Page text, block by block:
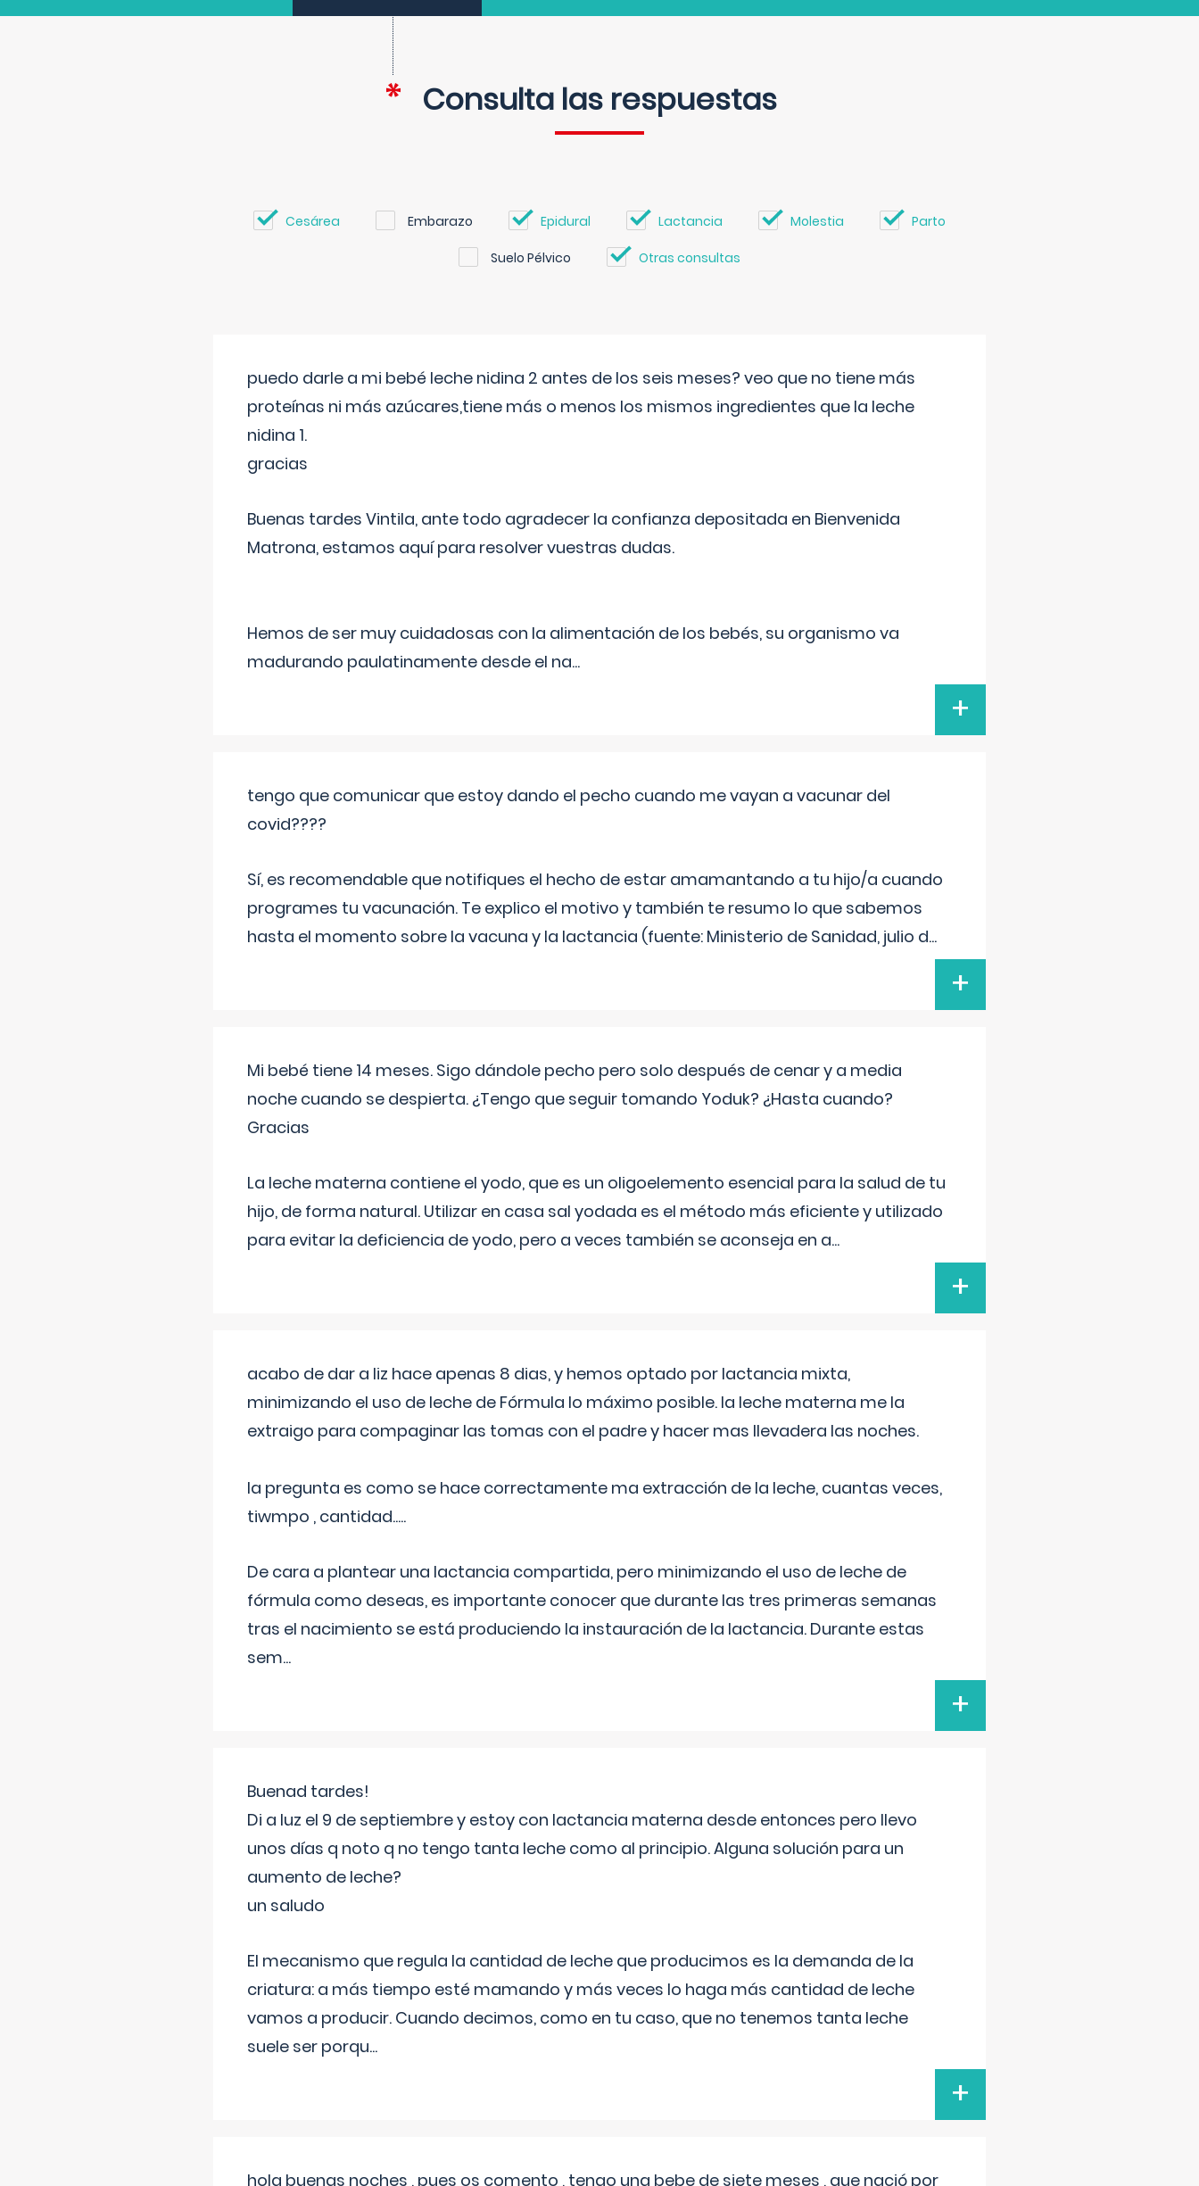
Consulta las respuestas
Cesárea Embarazo Epidural Lactancia Molestia Parto
Suelo Pélvico Otras consultas
puedo darle a mi bebé leche nidina 2 antes de los seis meses? veo que no tiene más
proteínas ni más azúcares,tiene más o menos los mismos ingredientes que la leche
nidina 1.
gracias
Buenas tardes Vintila, ante todo agradecer la confianza depositada en Bienvenida
Matrona, estamos aquí para resolver vuestras dudas.
Hemos de ser muy cuidadosas con la alimentación de los bebés, su organismo va
madurando paulatinamente desde el na...
+
tengo que comunicar que estoy dando el pecho cuando me vayan a vacunar del
covid????
Sí, es recomendable que notifiques el hecho de estar amamantando a tu hijo/a cuando
programes tu vacunación. Te explico el motivo y también te resumo lo que sabemos
hasta el momento sobre la vacuna y la lactancia (fuente: Ministerio de Sanidad, julio d...
+
Mi bebé tiene 14 meses. Sigo dándole pecho pero solo después de cenar y a media
noche cuando se despierta. ¿Tengo que seguir tomando Yoduk? ¿Hasta cuando?
Gracias
La leche materna contiene el yodo, que es un oligoelemento esencial para la salud de tu
hijo, de forma natural. Utilizar en casa sal yodada es el método más eficiente y utilizado
para evitar la deficiencia de yodo, pero a veces también se aconseja en a...
+
acabo de dar a liz hace apenas 8 dias, y hemos optado por lactancia mixta,
minimizando el uso de leche de Fórmula lo máximo posible. la leche materna me la
extraigo para compaginar las tomas con el padre y hacer mas llevadera las noches.
la pregunta es como se hace correctamente ma extracción de la leche, cuantas veces,
tiwmpo , cantidad.....
De cara a plantear una lactancia compartida, pero minimizando el uso de leche de
fórmula como deseas, es importante conocer que durante las tres primeras semanas
tras el nacimiento se está produciendo la instauración de la lactancia. Durante estas
sem...
+
Buenad tardes!
Di a luz el 9 de septiembre y estoy con lactancia materna desde entonces pero llevo
unos días q noto q no tengo tanta leche como al principio. Alguna solución para un
aumento de leche?
un saludo
El mecanismo que regula la cantidad de leche que producimos es la demanda de la
criatura: a más tiempo esté mamando y más veces lo haga más cantidad de leche
vamos a producir. Cuando decimos, como en tu caso, que no tenemos tanta leche
suele ser porqu...
+
hola buenas noches , pues os comento , tengo una bebe de siete meses , que nació por